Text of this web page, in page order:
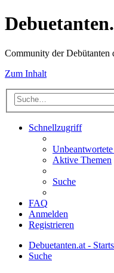
Community der Debütanten
Zum Inhalt
Schnellzugriff
Aktive Themen
Suche
FAQ
Anmelden
Registrieren
Debuetanten.at -
Suche